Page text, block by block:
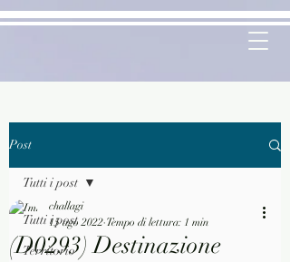
Post
Tutti i post
Territorio
Tutti i post
(D0293) Destinazione
challagi
15 ago 2022 Tempo di lettura: 1 min